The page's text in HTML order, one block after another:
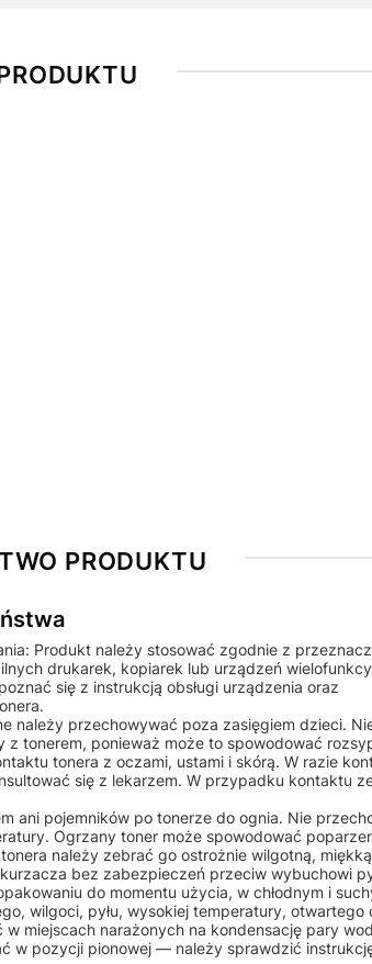
PRODUKTU
Produkt należy stosować zgodnie z
drukarek, kopiarek lub urządzeń
się z instrukcją obsługi urządzenia oraz
należy przechowywać poza zasięgiem dzieci.
tonerem, ponieważ może to spowodować
tonera z oczami, ustami i skórą. W razie
się z lekarzem. W przypadku kontaktu
ani pojemników po tonerze do ognia. Nie
Ogrzany toner może spowodować
należy zebrać go ostrożnie wilgotną, miękką
bez zabezpieczeń przeciw wybuchowi
do momentu użycia, w chłodnym i
wilgoci, pyłu, wysokiej temperatury, otwartego
miejscach narażonych na kondensację pary
w pozycji pionowej — należy sprawdzić